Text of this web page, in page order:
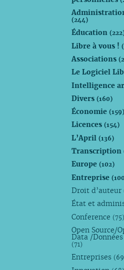
(244)
Éducation
Libre à vous !
Associations
Le Logiciel
Intelligence
Divers(160)
Économie(159)
Licences(154)
L’April(136)
Transcription
Europe(102)
Entreprise
Droit d’auteur
État et
Conference (75)
Open Source/
Data /
(71)
Entreprises